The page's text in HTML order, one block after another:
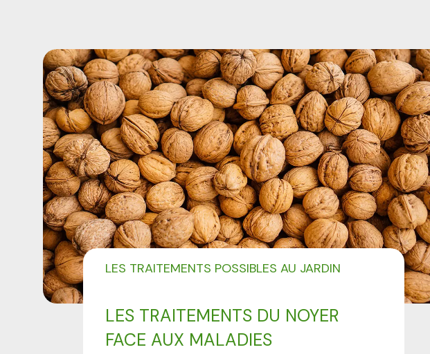
LES TRAITEMENTS DU NOYER
FACE AUX MALADIES
LES TRAITEMENTS POSSIBLES AU JARDIN